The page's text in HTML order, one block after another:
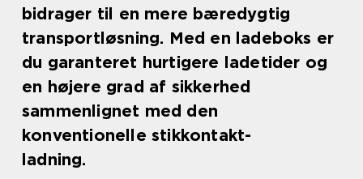
bidrager til en mere bæredygtig
transportløsning. Med en ladeboks er
du garanteret hurtigere ladetider og
en højere grad af sikkerhed
sammenlignet med den
konventionelle stikkontakt-
ladning.